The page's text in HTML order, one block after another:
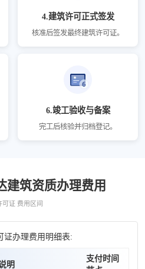
4.建筑许可正式签发
核准后签发最终建筑许可证。
6.竣工验收与备案
完工后核验并归档登记。
建筑资质办理费用
可证 费用区间
证办理费用明细表:
明
支付时间